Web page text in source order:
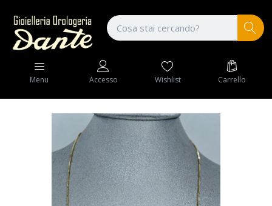
Menu Accesso Wishlist Carrello